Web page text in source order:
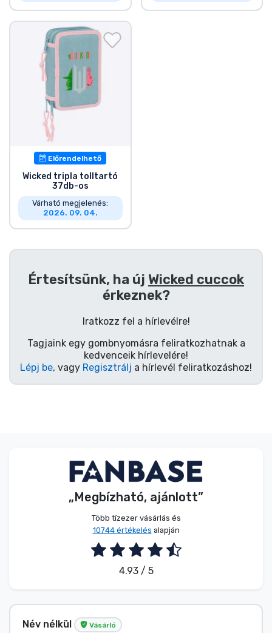
Előrendelhető
Wicked tripla tolltartó
37db-os
Várható megjelenés:
2026. 09. 04.
Értesítsünk, ha új Wicked cuccok
érkeznek?
Iratkozz fel a hírlevélre!
Tagjaink egy gombnyomásra feliratkozhatnak a
kedvenceik hírlevelére!
Lépj be, vagy Regisztrálj a hírlevél feliratkozáshoz!
„Megbízható, ajánlott”
Több tízezer vásárlás és
10744 értékelés alapján
4.93 / 5
Név nélkül Vásárló